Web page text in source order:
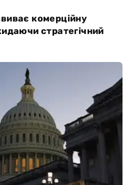
комерційну
стратегічний